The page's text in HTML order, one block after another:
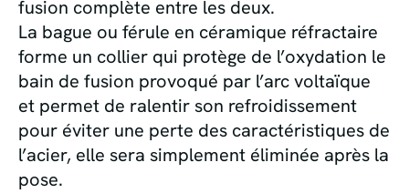
fusion complète entre les deux.
La bague ou férule en céramique réfractaire
forme un collier qui protège de l’oxydation le
bain de fusion provoqué par l’arc voltaïque
et permet de ralentir son refroidissement
pour éviter une perte des caractéristiques de
l’acier, elle sera simplement éliminée après la
pose.